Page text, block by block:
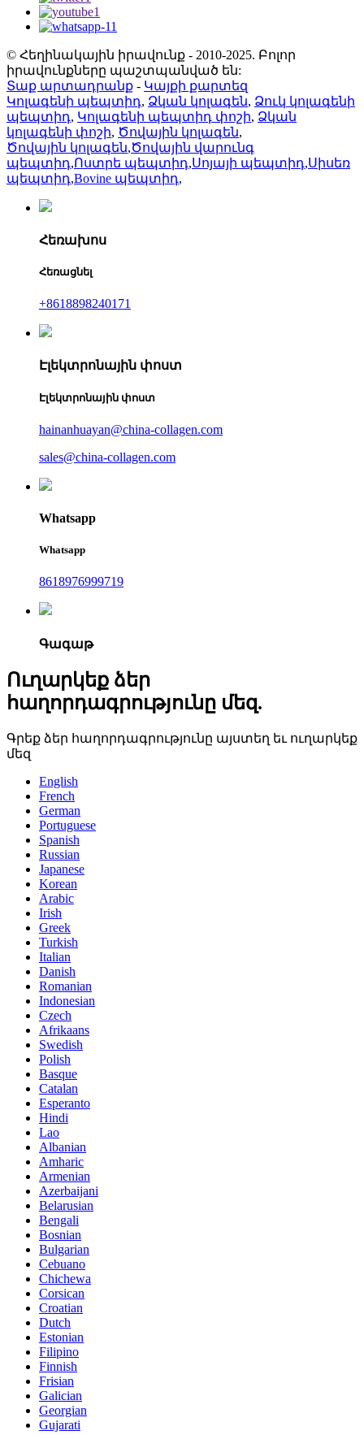
© Հեղինակային իրավունք - 2010-2025. Բոլոր
իրավունքները պաշտպանված են:
Տաք արտադրանք - Կայքի քարտեզ
Կոլագենի պեպտիդ, Ձկան կոլագեն, Ձուկ կոլագենի
պեպտիդ, Կոլագենի պեպտիդ փոշի, Ձկան
կոլագենի փոշի, Ծովային կոլագեն,
Ծովային կոլագեն,Ծովային վարունգ
պեպտիդ,Ոստրե պեպտիդ,Սոյայի պեպտիդ,Սիսեռ
պեպտիդ,Bovine պեպտիդ,
Հեռախոս
Հեռացնել
+8618898240171
Էլեկտրոնային փոստ
Էլեկտրոնային փոստ
hainanhuayan@china-collagen.com
sales@china-collagen.com
Whatsapp
Whatsapp
8618976999719
Գագաթ
Ուղարկեք ձեր
հաղորդագրությունը մեզ.
Գրեք ձեր հաղորդագրությունը այստեղ եւ ուղարկեք
մեզ
English
French
German
Portuguese
Spanish
Russian
Japanese
Korean
Arabic
Irish
Greek
Turkish
Italian
Danish
Romanian
Indonesian
Czech
Afrikaans
Swedish
Polish
Basque
Catalan
Esperanto
Hindi
Lao
Albanian
Amharic
Armenian
Azerbaijani
Belarusian
Bengali
Bosnian
Bulgarian
Cebuano
Chichewa
Corsican
Croatian
Dutch
Estonian
Filipino
Finnish
Frisian
Galician
Georgian
Gujarati